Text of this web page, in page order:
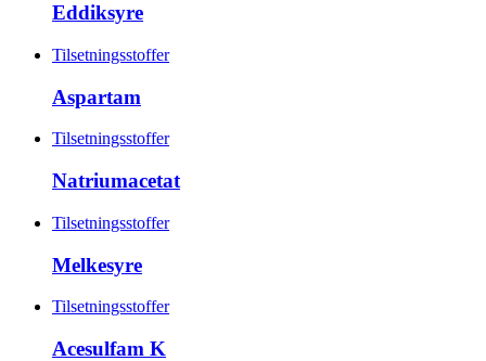
Eddiksyre
Tilsetningsstoffer
Aspartam
Tilsetningsstoffer
Natriumacetat
Tilsetningsstoffer
Melkesyre
Tilsetningsstoffer
Acesulfam K